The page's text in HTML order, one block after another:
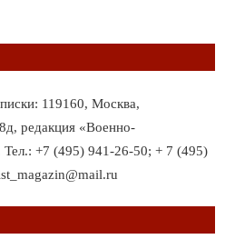
119160, Москва,
редакция «Военно-
Тел.: +7 (495) 941-26-50; + 7 (495)